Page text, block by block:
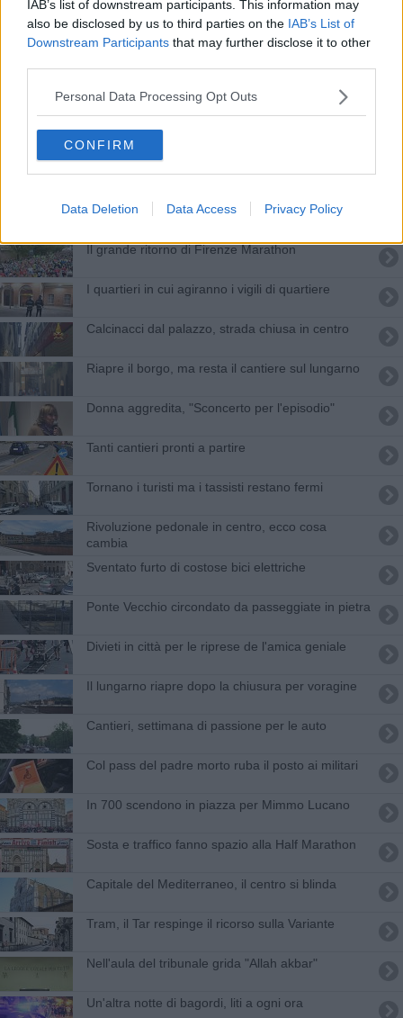
IAB’s list of downstream participants. This information may
also be disclosed by us to third parties on the IAB’s List of
Downstream Participants that may further disclose it to other
Personal Data Processing Opt Outs
CONFIRM
Data Deletion Data Access Privacy Policy
Fermi tutti, si corre la Firenze Marathon
Torna la maratona, come muoversi in città
L'asta per la Loggia del Grano va deserta
Irrompe nel duomo, scatta divieto di
avvicinamento
Ciak, 'Six Underground' rivoluziona il traffico'
Il grande ritorno di Firenze Marathon
I quartieri in cui agiranno i vigili di quartiere
Calcinacci dal palazzo, strada chiusa in centro
Riapre il borgo, ma resta il cantiere sul lungarno
Donna aggredita, "Sconcerto per l'episodio"
Tanti cantieri pronti a partire
Tornano i turisti ma i tassisti restano fermi
Rivoluzione pedonale in centro, ecco cosa
cambia
Sventato furto di costose bici elettriche
Ponte Vecchio circondato da passeggiate in pietra
Divieti in città per le riprese de l'amica geniale
Il lungarno riapre dopo la chiusura per voragine
Cantieri, settimana di passione per le auto
Col pass del padre morto ruba il posto ai militari
In 700 scendono in piazza per Mimmo Lucano
Sosta e traffico fanno spazio alla Half Marathon
Capitale del Mediterraneo, il centro si blinda
Tram, il Tar respinge il ricorso sulla Variante
Nell'aula del tribunale grida "Allah akbar"
Un'altra notte di bagordi, liti a ogni ora